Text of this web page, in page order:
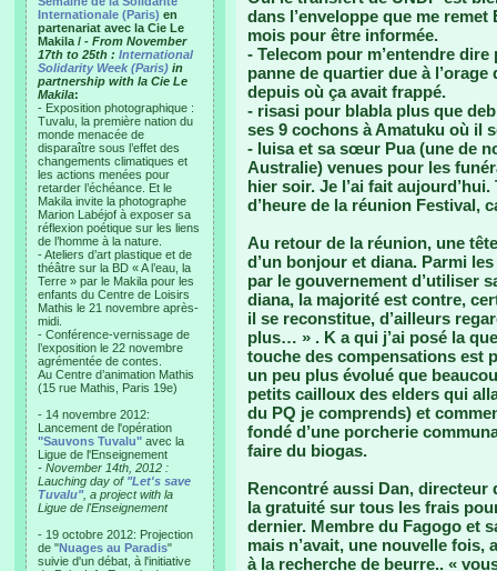
Internationale (Paris) en
partenariat avec la Cie Le
Makila / - From November
17th to 25th : International
Solidarity Week (Paris) in
partnership with la Cie Le
Makila:
- Exposition photographique :
Tuvalu, la première nation du
monde menacée de
disparaître sous l’effet des
changements climatiques et
les actions menées pour
retarder l’échéance. Et le
Makila invite la photographe
Marion Labéjof à exposer sa
réflexion poétique sur les liens
de l’homme à la nature.
- Ateliers d’art plastique et de
théâtre sur la BD « A l’eau, la
Terre » par le Makila pour les
enfants du Centre de Loisirs
Mathis le 21 novembre après-
midi.
- Conférence-vernissage de
l’exposition le 22 novembre
agrémentée de contes.
Au Centre d’animation Mathis
(15 rue Mathis, Paris 19e)
- 14 novembre 2012:
Lancement de l'opération
"Sauvons Tuvalu" avec la
Ligue de l'Enseignement
- November 14th, 2012 :
Lauching day of "Let's save
Tuvalu", a project with la
Ligue de l'Enseignement
- 19 octobre 2012: Projection
de "Nuages au Paradis"
suivie d'un débat, à l'initiative
dans l’enveloppe que me
mois pour être informée.
- Telecom pour m’entendre dire
panne de quartier due à
depuis où ça avait frappé.
- risasi pour blabla plus que
ses 9 cochons à Amatuku où il
- luisa et sa sœur Pua (une de
Australie) venues pour les
hier soir. Je l’ai fait
d’heure de la réunion Festival,
Au retour de la réunion, une
d’un bonjour et diana. Parmi
par le gouvernement d’utiliser
diana, la majorité est contre,
il se reconstitue, d’ailleurs
plus… » . K a qui j’ai posé la
touche des compensations est
un peu plus évolué que
petits cailloux des elders qui
du PQ je comprends) et
fondé d’une porcherie
faire du biogas.
Rencontré aussi Dan,
la gratuité sur tous les frais
dernier. Membre du Fagogo et
mais n’avait, une nouvelle fois,
à la recherche de beurre.. «